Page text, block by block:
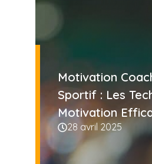
Motivation
Sportif : Les
Motivation
28 avril 2025